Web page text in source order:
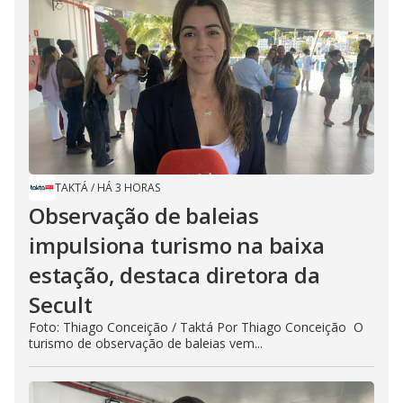
TAKTÁ/ HÁ 3 HORAS
Observação de baleias
impulsiona turismo na baixa
estação, destaca diretora da
Secult
Foto: Thiago Conceição / Taktá Por Thiago Conceição O
turismo de observação de baleias vem...